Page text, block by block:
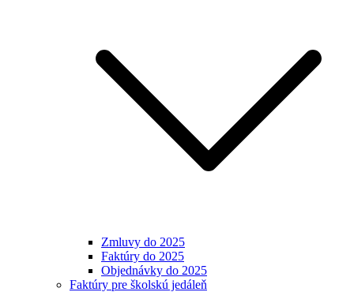
Zmluvy do 2025
Faktúry do 2025
Objednávky do 2025
Faktúry pre školskú jedáleň